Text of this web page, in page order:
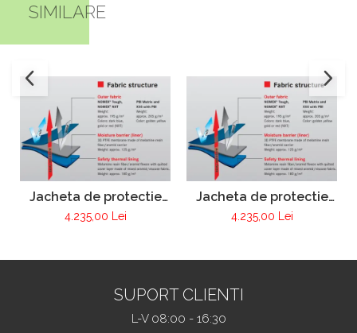
SIMILARE
Jacheta de protectie
FIRE MAX 3 albastru
4.235,00 Lei
Jacheta de protectie
FIRE MAX 3 galben,
4.235,00 Lei
SUPORT CLIENTI
L-V 08:00 - 16:30